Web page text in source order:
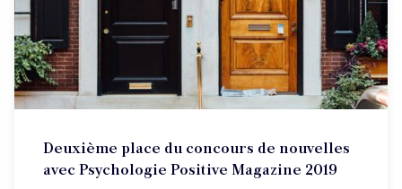
Deuxième place du concours de nouvelles
avec Psychologie Positive Magazine 2019